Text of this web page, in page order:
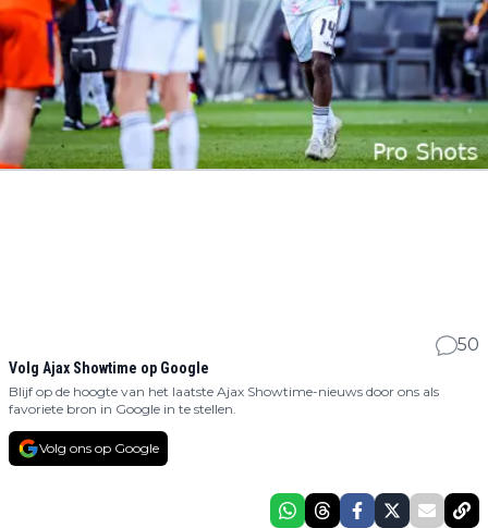
50
Volg Ajax Showtime op Google
Blijf op de hoogte van het laatste Ajax Showtime-nieuws door ons als
favoriete bron in Google in te stellen.
Volg ons op Google